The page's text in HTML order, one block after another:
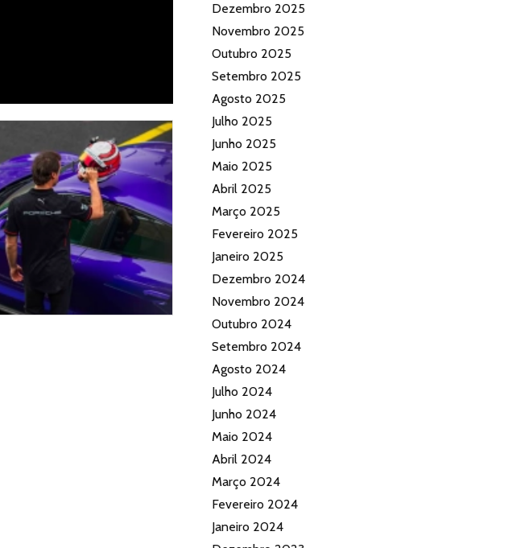
Dezembro 2025
Novembro 2025
Outubro 2025
Setembro 2025
Agosto 2025
Julho 2025
Junho 2025
Maio 2025
Abril 2025
Março 2025
Fevereiro 2025
Janeiro 2025
Dezembro 2024
Novembro 2024
Outubro 2024
Setembro 2024
Agosto 2024
Julho 2024
Junho 2024
Maio 2024
Abril 2024
Março 2024
Fevereiro 2024
Janeiro 2024